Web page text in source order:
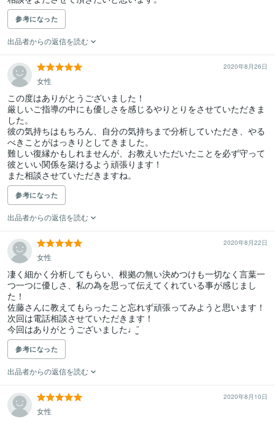
参考になった
出品者からの返信を読む
2020年8月26日
女性
この度はありがとうございました！
厳しいご指導の中にも優しさを感じるやりとりをさせていただきま
した。
彼の気持ちはもちろん、自分の気持ちまで分析していただき、やる
べきことがはっきりとしてきました。
難しい復縁かもしれませんが、お教えいただいたことを必ず守って
彼といい関係を築けるよう頑張ります！
また相談させていただきますね。
参考になった
出品者からの返信を読む
2020年8月22日
女性
凄く細かく分析してもらい、根拠の無い決めつけも一切なく言葉一
つ一つに優しさ、私の為を思って伝えてくれている事が感じまし
た！
佐藤さんに教えてもらったこと忘れず頑張ってみようと思います！
次回は電話相談させていただきます！
今回はありがとうございました♩¨̮
参考になった
出品者からの返信を読む
2020年8月10日
女性